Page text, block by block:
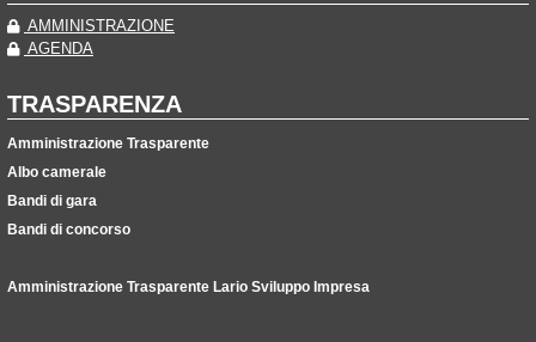
AMMINISTRAZIONE
AGENDA
TRASPARENZA
Amministrazione Trasparente
Albo camerale
Bandi di gara
Bandi di concorso
Amministrazione Trasparente Lario Sviluppo Impresa